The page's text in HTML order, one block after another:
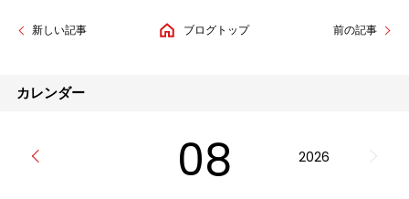
新しい記事 ブログトップ 前の記事
カレンダー
08 2026